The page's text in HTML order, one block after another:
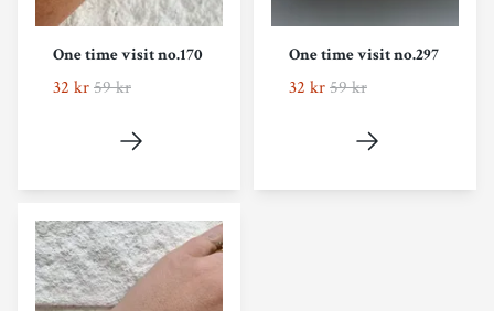
One time visit no.170
32 kr59 kr
One time visit no.297
32 kr59 kr